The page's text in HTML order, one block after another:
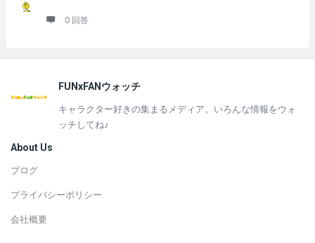
0 回答
ッ
ー
FUNxFANウォッチ
キャラクター好きの集まるメディア。いろんな情報をウォ
ッチしてね♪
About Us
ブログ
プライバシーポリシー
会社概要